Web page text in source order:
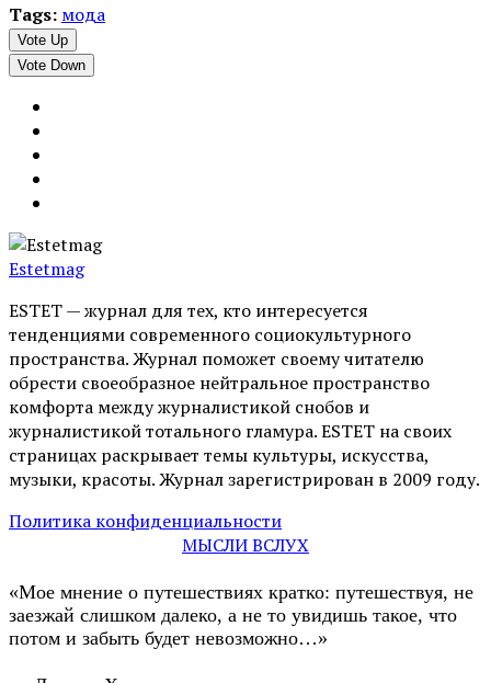
Tags: мода
Vote Up
Vote Down
Estetmag
ESTET — журнал для тех, кто интересуeтся
тенденциями современного социокультурного
пространства. Журнал поможет своему читателю
обрести своеобразное нейтральное пространство
комфорта между журналистикой снобов и
журналистикой тотального гламура. ESTET на своих
страницах раскрывает темы культуры, искусства,
музыки, красоты. Журнал зарегистрирован в 2009 году.
Политика конфиденциальности
МЫСЛИ ВСЛУХ
«Мое мнение о путешествиях кратко: путешествуя, не
заезжай слишком далеко, а не то увидишь такое, что
потом и забыть будет невозможно…»